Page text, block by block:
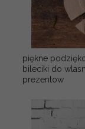
piękne
bileciki do
prezentow